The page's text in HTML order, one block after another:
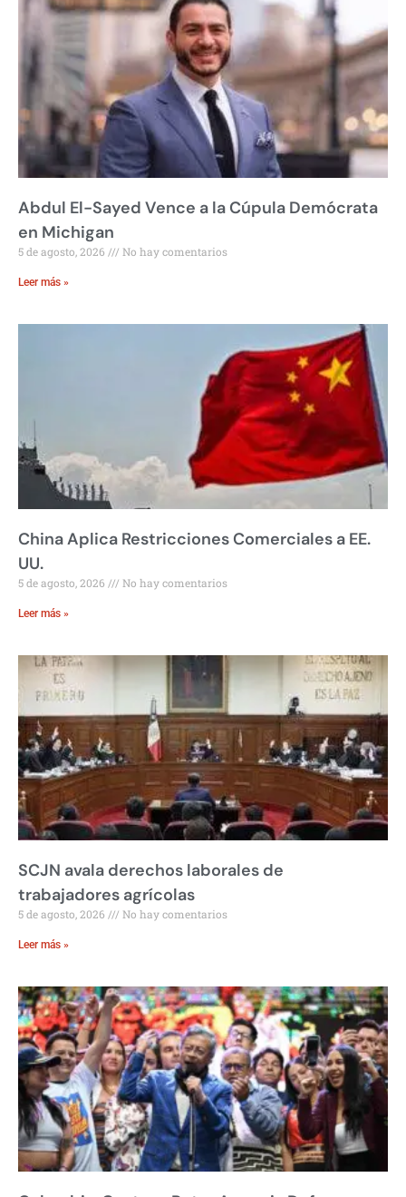
Abdul El-Sayed Vence a la Cúpula Demócrata
en Michigan
5 de agosto, 2026 No hay comentarios
Leer más »
China Aplica Restricciones Comerciales a EE.
UU.
5 de agosto, 2026 No hay comentarios
Leer más »
SCJN avala derechos laborales de
trabajadores agrícolas
5 de agosto, 2026 No hay comentarios
Leer más »